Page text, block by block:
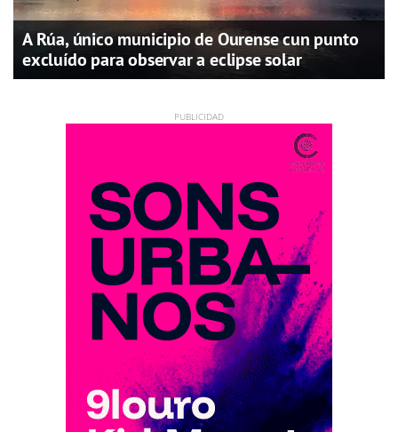
A Rúa, único municipio de Ourense cun punto
excluído para observar a eclipse solar